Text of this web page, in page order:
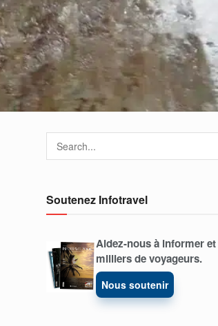
Soutenez Infotravel
Aidez-nous à informer
milliers de voyageurs.
Nous soutenir